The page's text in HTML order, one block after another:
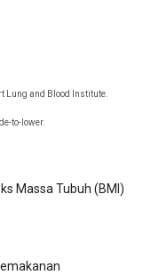
Lung and Blood Institute.
to-lower.
Massa Tubuh (BMI)